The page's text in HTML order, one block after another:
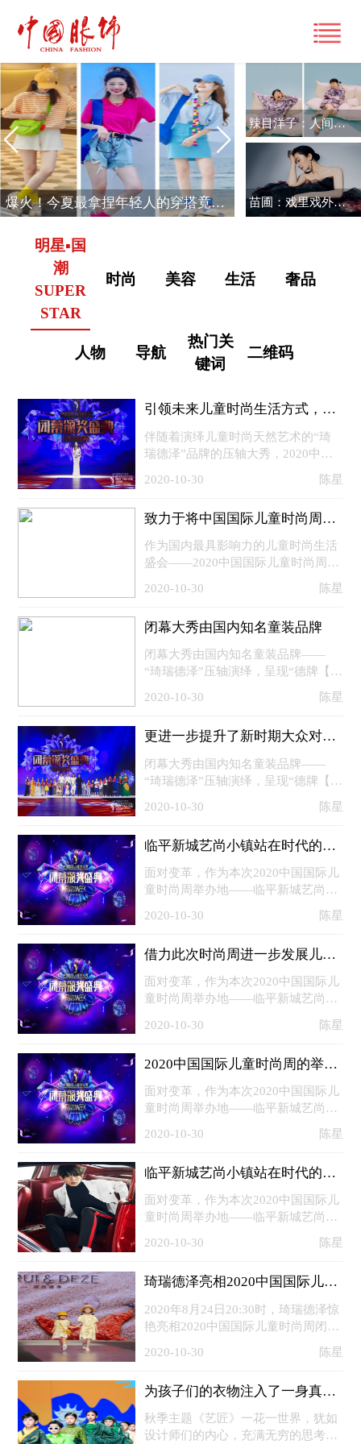
首页
产经观察
要闻
品牌
潮流文化
大咖
展讯
国内
时尚活动
市场
商业
企管
新知
视频
专题
联系投稿
关于我们
寻求报道
商务合作
版权申明
爆火！今夏最拿捏年轻人的穿搭竟然是它……
辣目洋子：人间清醒
苗圃：戏里戏外，明月入怀
明星▪国
潮
SUPER
STAR
时尚 美容 生活 奢品
人物 导航
热门关
键词
二维码
引领未来儿童时尚生活方式，2020中国国际儿童时尚周圆满落幕
伴随着演绎儿童时尚天然艺术的“琦
瑞德泽”品牌的压轴大秀，2020中国
尚小镇圆满落下帷幕。如歌的童年，
纷夏日，我们一起快乐绽放时尚新活
力，共享2020中国国际儿童时尚周蓬
勃向上的生命力!2020中国国际儿童
时尚周以“童与不同”为主题，以设计
创新为拉动，以产业链接为纽带，大
2020-10-30 陈星
致力于将中国国际儿童时尚周真正打造成中国儿童时尚文化的先锋阵地
作为国内最具影响力的儿童时尚生活
盛会——2020中国国际儿童时尚周亮
列活动中，32场国内外童装品牌及高
自全国各地优秀童模的精彩演绎，为
大众展示了品质优越、创意新颖的童
装作品;同期重磅推出的协同共进 创
享未来—2020中国童装供应链大会暨
童装产业时尚创新展，吸引了来自全
2020-10-30 陈星
闭幕大秀由国内知名童装品牌
闭幕大秀由国内知名童装品牌——
“琦瑞德泽”压轴演绎，呈现“德牌【夏
寻真·秋艺匠】&瑞牌 【夏溯·秋觉】
趋势发布”，为现场观众带来期待已
形态。琦瑞德泽一贯秉持“自然唤回
生活本态，艺术拼凑精致生活”的设
计思想，将“自然、艺术、生活”的品
牌核心价值注入产品创新，坚持打造
清新、雅致的休闲时尚风格，以柔和
2020-10-30 陈星
更进一步提升了新时期大众对于健康生活的消费新需求
闭幕大秀由国内知名童装品牌——
“琦瑞德泽”压轴演绎，呈现“德牌【夏
趋势发布”，为现场观众带来期待已
形态。琦瑞德泽一贯秉持“自然唤回
生活本态，艺术拼凑精致生活”的设
计思想，将“自然、艺术、生活”的品
牌核心价值注入产品创新，坚持打造
清新、雅致的休闲时尚风格，以柔和
2020-10-30 陈星
临平新城艺尚小镇站在时代的新起点上
面对变革，作为本次2020中国国际儿
童时尚周举办地——临平新城艺尚小
为、积极求变。这里有着完善的产业
以来，已集聚企业1450家，成为了中
国时尚产业发展的新高地。5月20
日，余杭区更是与中国纺织工业联合
会、中国服装协会、中国服装设计师
协会签订战略合作，锚定更高目标将
2020-10-30 陈星
借力此次时尚周进一步发展儿童时尚产业
面对变革，作为本次2020中国国际儿
童时尚周举办地——临平新城艺尚小
为、积极求变。这里有着完善的产业
以来，已集聚企业1450家，成为了中
国时尚产业发展的新高地。5月20
日，余杭区更是与中国纺织工业联合
会、中国服装协会、中国服装设计师
协会签订战略合作，锚定更高目标将
2020-10-30 陈星
2020中国国际儿童时尚周的举办有力的扩大中国童装品牌
面对变革，作为本次2020中国国际儿
童时尚周举办地——临平新城艺尚小
为、积极求变。这里有着完善的产业
以来，已集聚企业1450家，成为了中
国时尚产业发展的新高地。5月20
日，余杭区更是与中国纺织工业联合
会、中国服装协会、中国服装设计师
协会签订战略合作，锚定更高目标将
2020-10-30 陈星
临平新城艺尚小镇站在时代的新起点上
面对变革，作为本次2020中国国际儿
童时尚周举办地——临平新城艺尚小
为、积极求变。这里有着完善的产业
以来，已集聚企业1450家，成为了中
国时尚产业发展的新高地。5月20
日，余杭区更是与中国纺织工业联合
会、中国服装协会、中国服装设计师
协会签订战略合作，锚定更高目标将
2020-10-30 陈星
琦瑞德泽亮相2020中国国际儿童时尚周
2020年8月24日20:30时，琦瑞德泽惊
艳亮相2020中国国际儿童时尚周闭幕
的自然与艺术完美融合的儿童时尚大
活本态，艺术拼凑精致生活”的设计
思想，将“自然、艺术、生活”的品牌
核心价值注入产品创新，坚持打造清
2020-10-30 陈星
为孩子们的衣物注入了一身真意趣
秋季主题《艺匠》一花一世界，犹如
设计师们的内心，充满无穷的思考与